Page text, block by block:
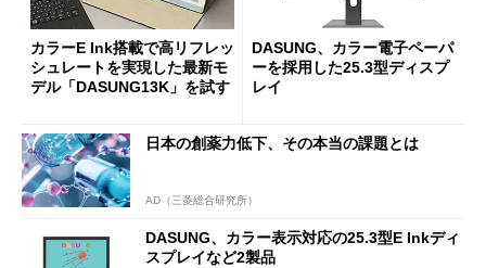
カラーE Ink搭載で高リフレッ
シュレートを実現した最新モ
デル「DASUNG13K」を試す
DASUNG、カラー電子ペーパ
ーを採用した25.3型ディスプ
レイ
日本の創薬力低下、その本当の課題とは
AD（三菱総合研究所）
DASUNG、カラー表示対応の25.3型E Inkディ
スプレイなど2製品